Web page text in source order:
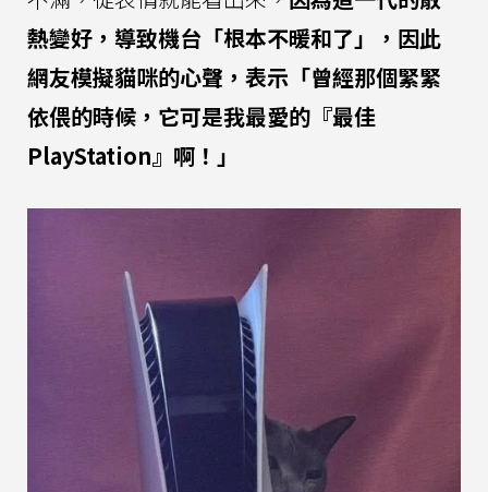
熱變好，導致機台「根本不暖和了」，因此
網友模擬貓咪的心聲，表示「曾經那個緊緊
依偎的時候，它可是我最愛的『最佳
PlayStation』啊！」